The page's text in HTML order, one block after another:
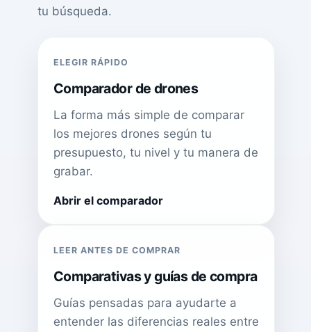
tu búsqueda.
ELEGIR RÁPIDO
Comparador de drones
La forma más simple de comparar
los mejores drones según tu
presupuesto, tu nivel y tu manera de
grabar.
Abrir el comparador
LEER ANTES DE COMPRAR
Comparativas y guías de compra
Guías pensadas para ayudarte a
entender las diferencias reales entre